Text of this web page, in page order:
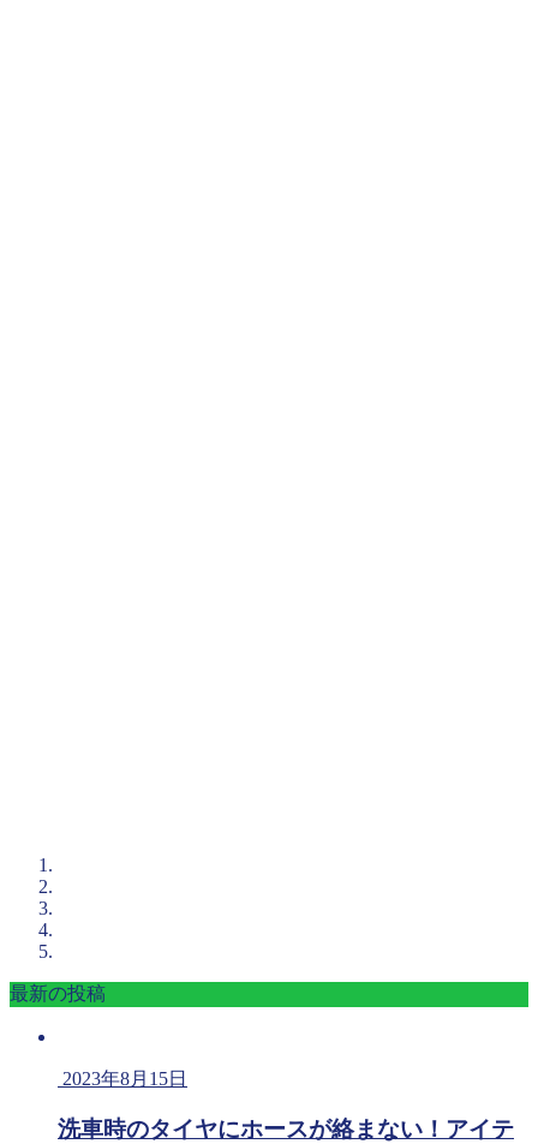
最新の投稿
2023年8月15日
洗車時のタイヤにホースが絡まない！アイテ